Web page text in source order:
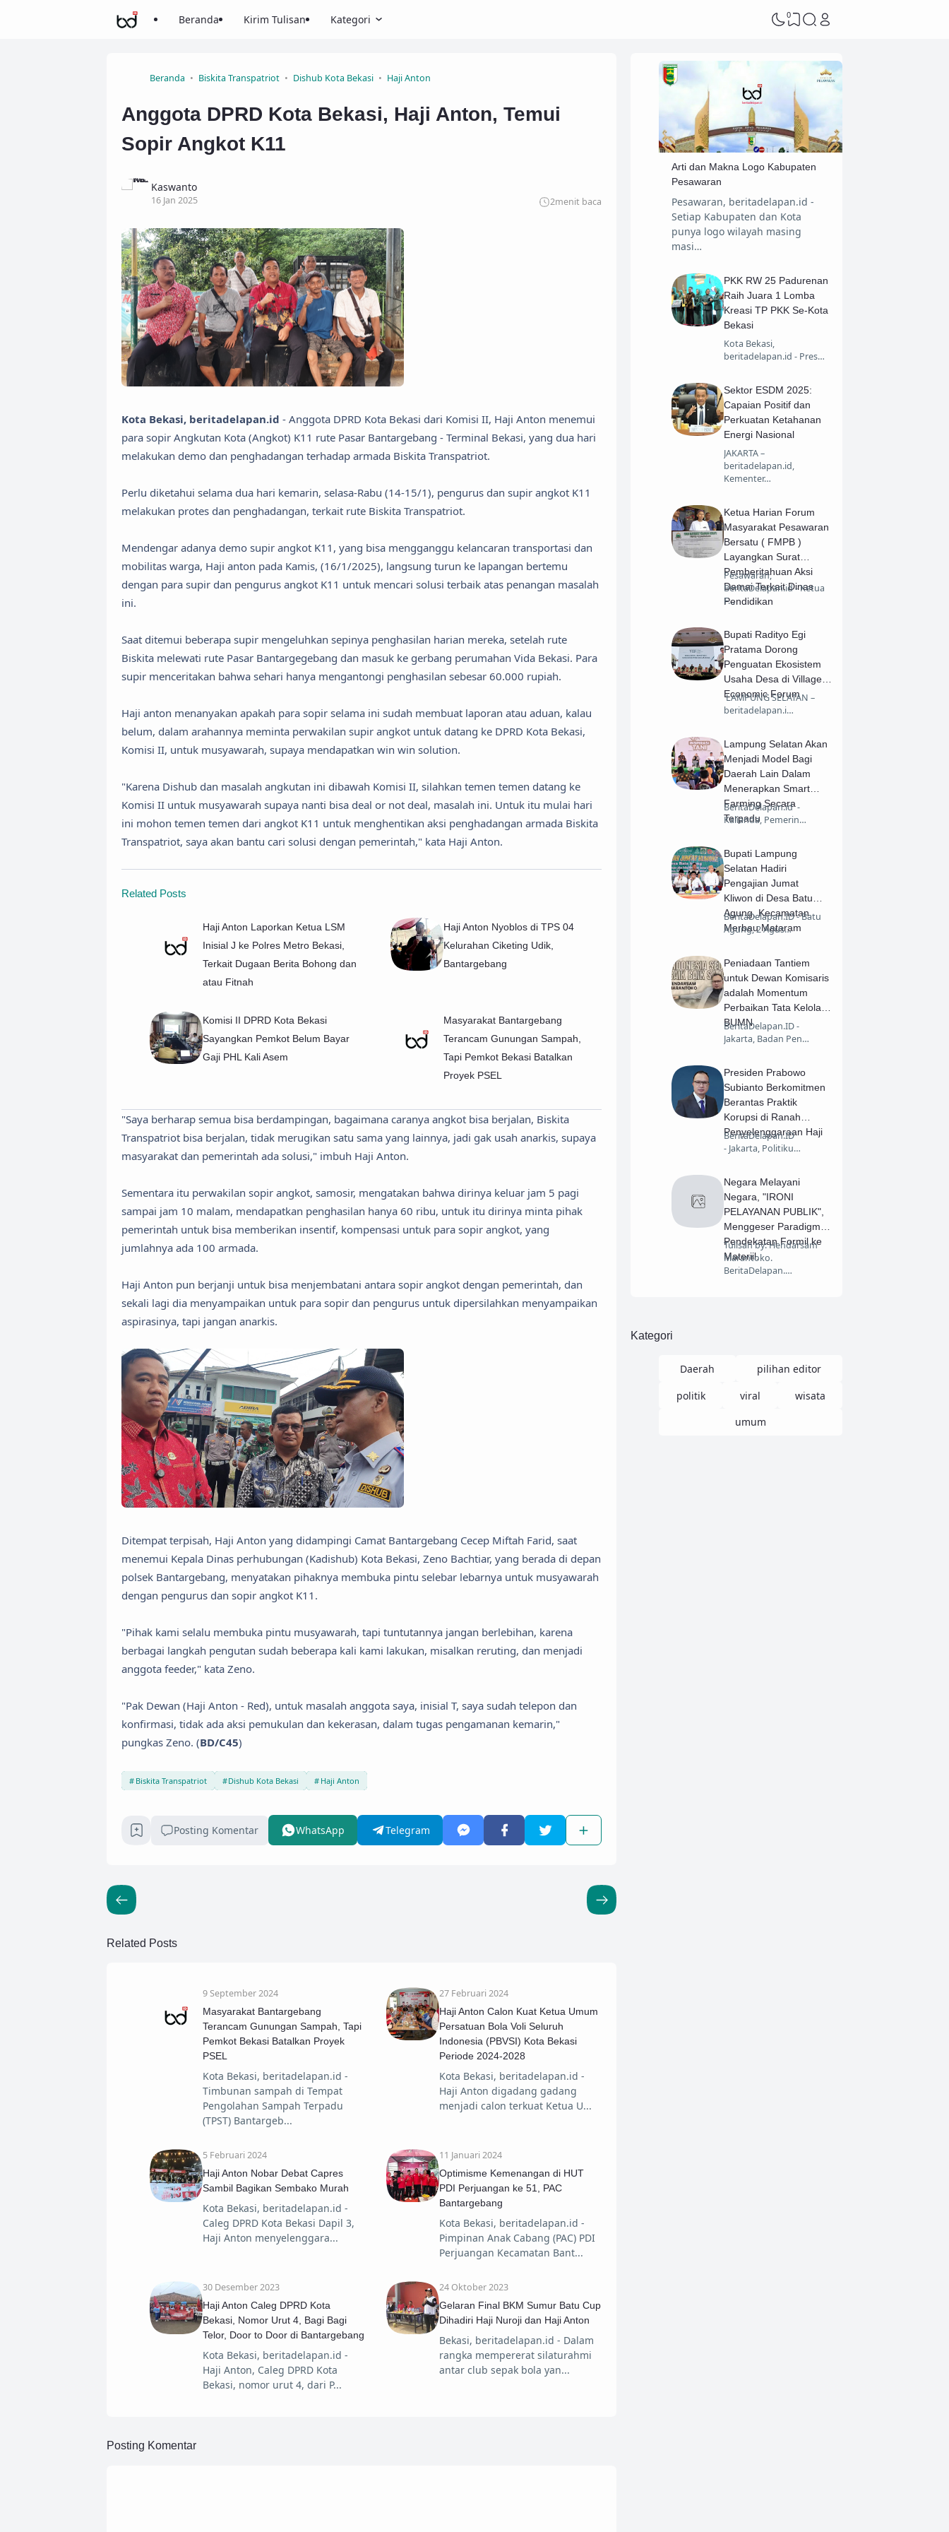
Beranda Kirim Tulisan Kategori 0
Beranda Biskita Transpatriot Dishub Kota Bekasi Haji Anton
Anggota DPRD Kota Bekasi, Haji Anton, Temui
Sopir Angkot K11
Kaswanto
16 Jan 2025 2menit baca
Kota Bekasi, beritadelapan.id - Anggota DPRD Kota Bekasi dari Komisi II, Haji Anton menemui
para sopir Angkutan Kota (Angkot) K11 rute Pasar Bantargebang - Terminal Bekasi, yang dua hari
melakukan demo dan penghadangan terhadap armada Biskita Transpatriot.
Perlu diketahui selama dua hari kemarin, selasa-Rabu (14-15/1), pengurus dan supir angkot K11
melakukan protes dan penghadangan, terkait rute Biskita Transpatriot.
Mendengar adanya demo supir angkot K11, yang bisa mengganggu kelancaran transportasi dan
mobilitas warga, Haji anton pada Kamis, (16/1/2025), langsung turun ke lapangan bertemu
dengan para supir dan pengurus angkot K11 untuk mencari solusi terbaik atas penangan masalah
ini.
Saat ditemui beberapa supir mengeluhkan sepinya penghasilan harian mereka, setelah rute
Biskita melewati rute Pasar Bantargegebang dan masuk ke gerbang perumahan Vida Bekasi. Para
supir menceritakan bahwa sehari hanya mengantongi penghasilan sebesar 60.000 rupiah.
Haji anton menanyakan apakah para sopir selama ini sudah membuat laporan atau aduan, kalau
belum, dalam arahannya meminta perwakilan supir angkot untuk datang ke DPRD Kota Bekasi,
Komisi II, untuk musyawarah, supaya mendapatkan win win solution.
"Karena Dishub dan masalah angkutan ini dibawah Komisi II, silahkan temen temen datang ke
Komisi II untuk musyawarah supaya nanti bisa deal or not deal, masalah ini. Untuk itu mulai hari
ini mohon temen temen dari angkot K11 untuk menghentikan aksi penghadangan armada Biskita
Transpatriot, saya akan bantu cari solusi dengan pemerintah," kata Haji Anton.
Related Posts
Haji Anton Laporkan Ketua LSM
Inisial J ke Polres Metro Bekasi,
Terkait Dugaan Berita Bohong dan
atau Fitnah
Haji Anton Nyoblos di TPS 04
Kelurahan Ciketing Udik,
Bantargebang
Komisi II DPRD Kota Bekasi
Sayangkan Pemkot Belum Bayar
Gaji PHL Kali Asem
Masyarakat Bantargebang
Terancam Gunungan Sampah,
Tapi Pemkot Bekasi Batalkan
Proyek PSEL
"Saya berharap semua bisa berdampingan, bagaimana caranya angkot bisa berjalan, Biskita
Transpatriot bisa berjalan, tidak merugikan satu sama yang lainnya, jadi gak usah anarkis, supaya
masyarakat dan pemerintah ada solusi," imbuh Haji Anton.
Sementara itu perwakilan sopir angkot, samosir, mengatakan bahwa dirinya keluar jam 5 pagi
sampai jam 10 malam, mendapatkan penghasilan hanya 60 ribu, untuk itu dirinya minta pihak
pemerintah untuk bisa memberikan insentif, kompensasi untuk para sopir angkot, yang
jumlahnya ada 100 armada.
Haji Anton pun berjanji untuk bisa menjembatani antara sopir angkot dengan pemerintah, dan
sekali lagi dia menyampaikan untuk para sopir dan pengurus untuk dipersilahkan menyampaikan
aspirasinya, tapi jangan anarkis.
Ditempat terpisah, Haji Anton yang didampingi Camat Bantargebang Cecep Miftah Farid, saat
menemui Kepala Dinas perhubungan (Kadishub) Kota Bekasi, Zeno Bachtiar, yang berada di depan
polsek Bantargebang, menyatakan pihaknya membuka pintu selebar lebarnya untuk musyawarah
dengan pengurus dan sopir angkot K11.
"Pihak kami selalu membuka pintu musyawarah, tapi tuntutannya jangan berlebihan, karena
berbagai langkah pengutan sudah beberapa kali kami lakukan, misalkan reruting, dan menjadi
anggota feeder," kata Zeno.
"Pak Dewan (Haji Anton - Red), untuk masalah anggota saya, inisial T, saya sudah telepon dan
konfirmasi, tidak ada aksi pemukulan dan kekerasan, dalam tugas pengamanan kemarin,"
pungkas Zeno. (BD/C45)
Biskita Transpatriot Dishub Kota Bekasi Haji Anton
Posting Komentar WhatsApp Telegram
Related Posts
9 September 2024
Masyarakat Bantargebang
Terancam Gunungan Sampah, Tapi
Pemkot Bekasi Batalkan Proyek
PSEL
Kota Bekasi, beritadelapan.id -
Timbunan sampah di Tempat
Pengolahan Sampah Terpadu
(TPST) Bantargeb
27 Februari 2024
Haji Anton Calon Kuat Ketua Umum
Persatuan Bola Voli Seluruh
Indonesia (PBVSI) Kota Bekasi
Periode 2024-2028
Kota Bekasi, beritadelapan.id -
Haji Anton digadang gadang
menjadi calon terkuat Ketua U
5 Februari 2024
Haji Anton Nobar Debat Capres
Sambil Bagikan Sembako Murah
Kota Bekasi, beritadelapan.id -
Caleg DPRD Kota Bekasi Dapil 3,
Haji Anton menyelenggara
11 Januari 2024
Optimisme Kemenangan di HUT
PDI Perjuangan ke 51, PAC
Bantargebang
Kota Bekasi, beritadelapan.id -
Pimpinan Anak Cabang (PAC) PDI
Perjuangan Kecamatan Bant
30 Desember 2023
Haji Anton Caleg DPRD Kota
Bekasi, Nomor Urut 4, Bagi Bagi
Telor, Door to Door di Bantargebang
Kota Bekasi, beritadelapan.id -
Haji Anton, Caleg DPRD Kota
Bekasi, nomor urut 4, dari P
24 Oktober 2023
Gelaran Final BKM Sumur Batu Cup
Dihadiri Haji Nuroji dan Haji Anton
Bekasi, beritadelapan.id - Dalam
rangka mempererat silaturahmi
antar club sepak bola yan
Posting Komentar
Arti dan Makna Logo Kabupaten
Pesawaran
Pesawaran, beritadelapan.id -
Setiap Kabupaten dan Kota
punya logo wilayah masing
masi…
PKK RW 25 Padurenan
Raih Juara 1 Lomba
Kreasi TP PKK Se-Kota
Bekasi
Kota Bekasi,
beritadelapan.id - Pres…
Sektor ESDM 2025:
Capaian Positif dan
Perkuatan Ketahanan
Energi Nasional
JAKARTA –
beritadelapan.id,
Kementer…
Ketua Harian Forum
Masyarakat Pesawaran
Bersatu ( FMPB )
Layangkan Surat
Pemberitahuan Aksi
Damai Terkait Dinas
Pendidikan
Pesawaran,
BeritaDelapan.id - Ketua
F…
Bupati Radityo Egi
Pratama Dorong
Penguatan Ekosistem
Usaha Desa di Village
Economic Forum
​ LAMPUNG SELATAN –
beritadelapan.i…
Lampung Selatan Akan
Menjadi Model Bagi
Daerah Lain Dalam
Menerapkan Smart
Farming Secara
Terpadu
BeritaDelapan.id -
Kalianda, Pemerin…
Bupati Lampung
Selatan Hadiri
Pengajian Jumat
Kliwon di Desa Batu
Agung, Kecamatan
Merbau Mataram
BeritaDelapan.ID - Batu
Agung, 2 Agus…
Peniadaan Tantiem
untuk Dewan Komisaris
adalah Momentum
Perbaikan Tata Kelola
BUMN
BeritaDelapan.ID -
Jakarta, Badan Pen…
Presiden Prabowo
Subianto Berkomitmen
Berantas Praktik
Korupsi di Ranah
Penyelenggaraan Haji
BeritaDelapan.ID
- Jakarta, Politiku…
Negara Melayani
Negara, "IRONI
PELAYANAN PUBLIK",
Menggeser Paradigma
Pendekatan Formil ke
Materiil.
Tulisan by: Hendarsam
Marantoko.
BeritaDelapan.…
Kategori
Daerah
pilihan editor
politik
viral
wisata
umum